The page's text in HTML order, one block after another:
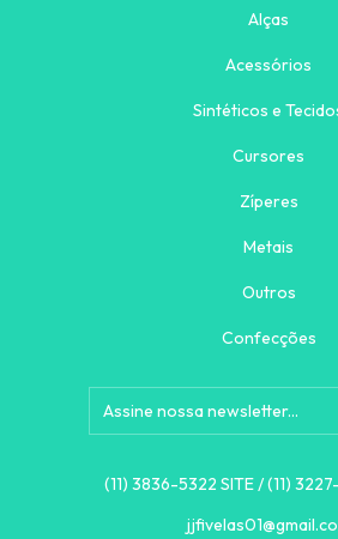
Alças
Acessórios
Sintéticos e
Cursores
Zíperes
Metais
Outros
Confecções
(11) 3836-5322 SITE / (11)